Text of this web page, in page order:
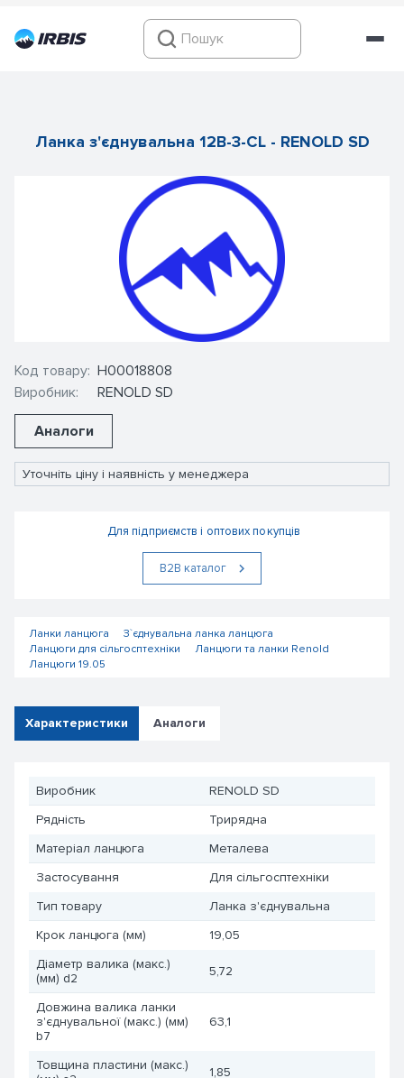
Ланка з'єднувальна 12B-3-CL - RENOLD SD
Код товару:
Виробник:
Н00018808
RENOLD SD
Аналоги
Уточніть ціну і наявність у менеджера
Для підприємств і оптових покупців
В2В каталог
Ланки ланцюга
З`єднувальна ланка ланцюга
Ланцюги для сільгосптехніки
Ланцюги та ланки Renold
Ланцюги 19.05
Характеристики Аналоги
Виробник
RENOLD SD
Рядність
Трирядна
Матеріал ланцюга
Металева
Застосування
Для сільгосптехніки
Тип товару
Ланка з'єднувальна
Крок ланцюга (мм)
19,05
Діаметр валика (макс.)
(мм) d2
5,72
Довжина валика ланки
з'єднувальної (макс.) (мм)
b7
63,1
Товщина пластини (макс.)
1,85